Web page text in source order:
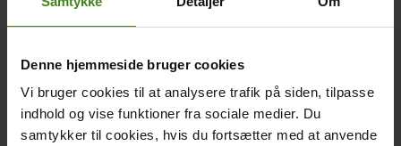
Denne hjemmeside bruger cookies
Vi bruger cookies til at analysere trafik på siden, tilpasse
indhold og vise funktioner fra sociale medier. Du
samtykker til cookies, hvis du fortsætter med at anvende
Jennifer laver opgaver hjemme, men uden internet har hun
Hun er kommet bagud med skolen. Derfor går hun stadig i
6. klasse.